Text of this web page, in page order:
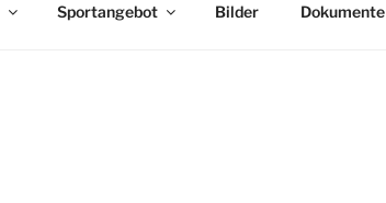
Sportangebot Bilder Dokumente